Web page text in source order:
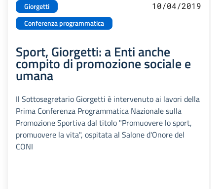
Giorgetti
Conferenza programmatica
10/04/2019
Sport, Giorgetti: a Enti anche
compito di promozione sociale e
umana
Il Sottosegretario Giorgetti è intervenuto ai lavori della
Prima Conferenza Programmatica Nazionale sulla
Promozione Sportiva dal titolo "Promuovere lo sport,
promuovere la vita", ospitata al Salone d'Onore del
CONI